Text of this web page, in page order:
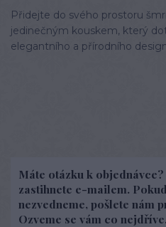
Přidejte do svého prostoru
jedinečným kouskem, který
elegantního a přírodního
Máte otázku k
zastihnete e-mailem.
nezvedneme, pošlete nám
Ozveme se vám co nejdříve.